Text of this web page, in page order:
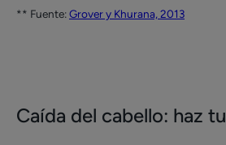
** Fuente: Grover y Khurana, 2013
Caída del cabello: haz